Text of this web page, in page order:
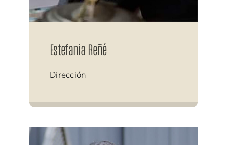
Estefania Reñé
Dirección